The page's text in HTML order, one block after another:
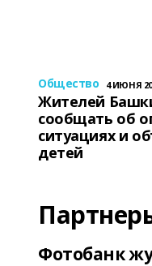
Общество 4 ИЮНЯ
Жителей
сообщать об
ситуациях и
детей
Фотобанк